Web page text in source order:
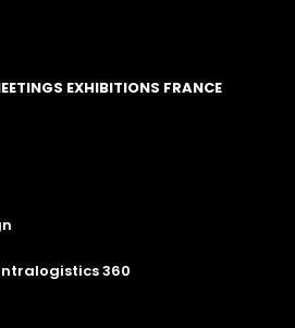
EXHIBITIONS FRANCE
360